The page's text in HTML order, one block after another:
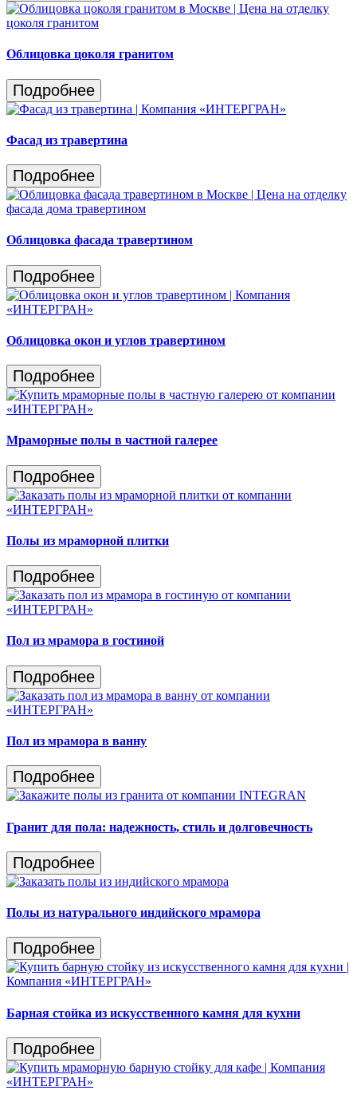
Облицовка цоколя гранитом
Подробнее
Фасад из травертина
Подробнее
Облицовка фасада травертином
Подробнее
Облицовка окон и углов травертином
Подробнее
Мраморные полы в частной галерее
Подробнее
Полы из мраморной плитки
Подробнее
Пол из мрамора в гостиной
Подробнее
Пол из мрамора в ванну
Подробнее
Гранит для пола: надежность, стиль и долговечность
Подробнее
Полы из натурального индийского мрамора
Подробнее
Барная стойка из искусственного камня для кухни
Подробнее